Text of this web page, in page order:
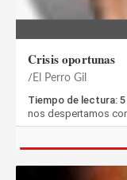
Crisis oportunas
El Perro Gil
Tiempo de lectura:
nos despertamos